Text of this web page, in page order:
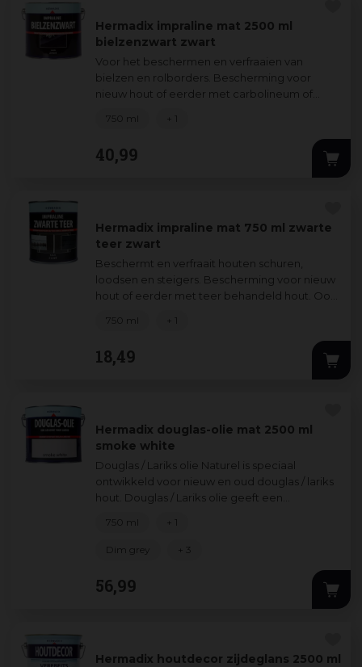
Hermadix impraline mat 2500 ml
bielzenzwart zwart
Voor het beschermen en verfraaien van
bielzen en rolborders. Bescherming voor
nieuw hout of eerder met carbolineum of
40,99
750 ml + 1
Hermadix impraline mat 750 ml zwarte
teer zwart
Beschermt en verfraait houten schuren,
loodsen en steigers. Bescherming voor nieuw
hout of eerder met teer behandeld hout. Ook
18,49
750 ml + 1
Hermadix douglas-olie mat 2500 ml
smoke white
Douglas / Lariks olie Naturel is speciaal
ontwikkeld voor nieuw en oud douglas / lariks
hout. Douglas / Lariks olie geeft een
56,99
750 ml + 1
Dim grey + 3
Hermadix houtdecor zijdeglans 2500 ml